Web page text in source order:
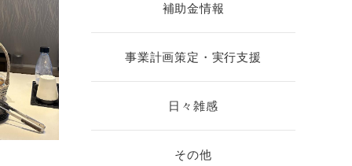
補助金情報
事業計画策定・実行支援
日々雑感
その他